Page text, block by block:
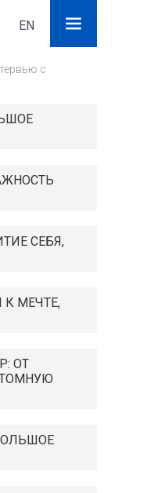
EN
с
СЕБЯ,
МЕЧТЕ,
ОТ